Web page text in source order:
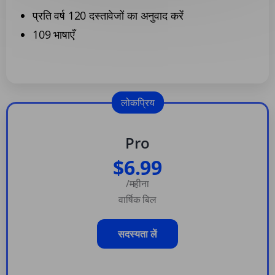
प्रति वर्ष 120 दस्तावेजों का अनुवाद करें
109 भाषाएँ
Pro
$6.99
/महीना
वार्षिक बिल
सदस्यता लें
लोकप्रिय